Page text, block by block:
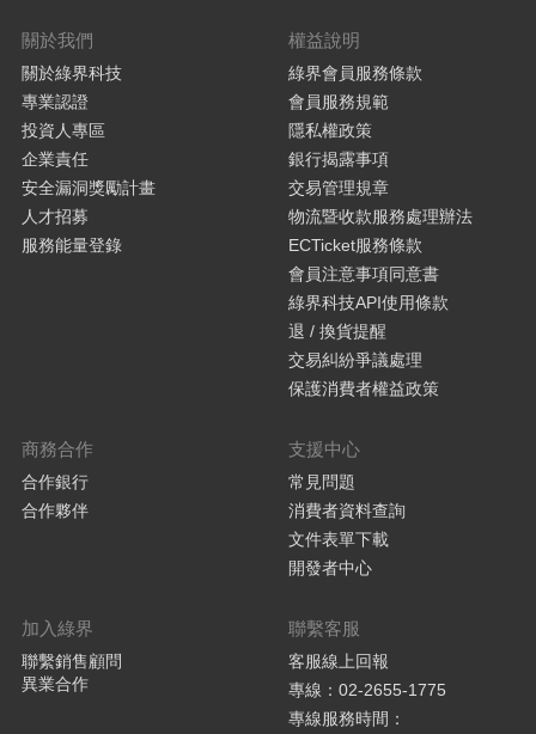
關於我們
關於綠界科技
專業認證
投資人專區
企業責任
安全漏洞獎勵計畫
人才招募
服務能量登錄
權益說明
綠界會員服務條款
會員服務規範
隱私權政策
銀行揭露事項
交易管理規章
物流暨收款服務處理辦法
ECTicket服務條款
會員注意事項同意書
綠界科技API使用條款
退 / 換貨提醒
交易糾紛爭議處理
保護消費者權益政策
商務合作
合作銀行
合作夥伴
支援中心
常見問題
消費者資料查詢
文件表單下載
開發者中心
加入綠界
聯繫銷售顧問
異業合作
聯繫客服
客服線上回報
專線：02-2655-1775
專線服務時間：